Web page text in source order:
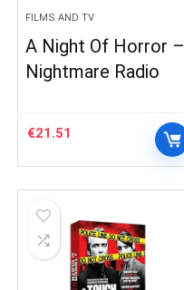
FILMS AND TV
A Night Of Horror –
Nightmare Radio
€21.51